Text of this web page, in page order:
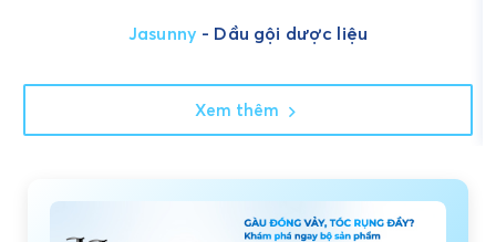
Jasunny - Dầu gội dược liệu
Xem thêm